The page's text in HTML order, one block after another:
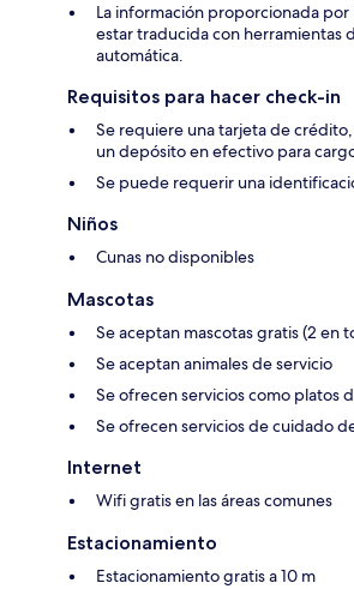
La información proporcionada
estar traducida con herramientas
automática.
Requisitos para hacer check-in
Se requiere una tarjeta de
un depósito en efectivo para
Se puede requerir una
Niños
Cunas no disponibles
Mascotas
Se aceptan mascotas gratis (2 en
Se aceptan animales de servicio
Se ofrecen servicios como platos
Se ofrecen servicios de cuidado
Internet
Wifi gratis en las áreas comunes
Estacionamiento
Estacionamiento gratis a 10 m